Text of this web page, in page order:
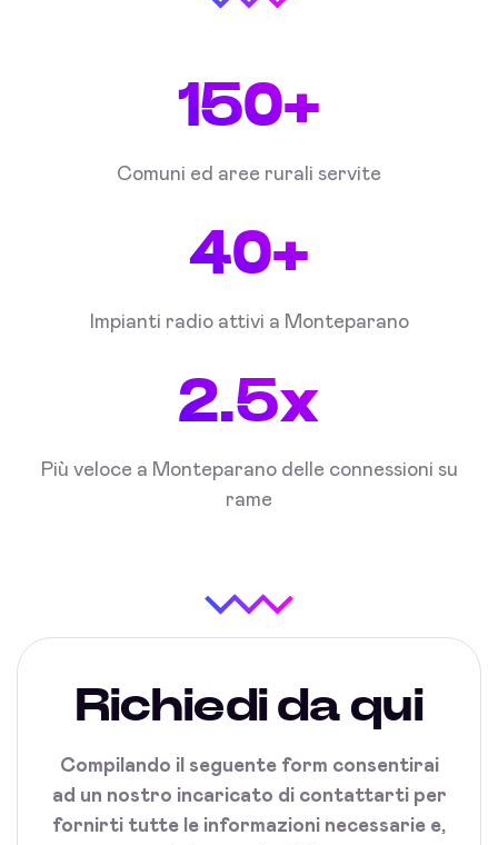
150+
Comuni ed aree rurali servite
40+
Impianti radio attivi a Monteparano
2.5x
Più veloce a Monteparano delle connessioni su
rame
Richiedi da qui
Compilando il seguente form consentirai
ad un nostro incaricato di contattarti per
fornirti tutte le informazioni necessarie e,